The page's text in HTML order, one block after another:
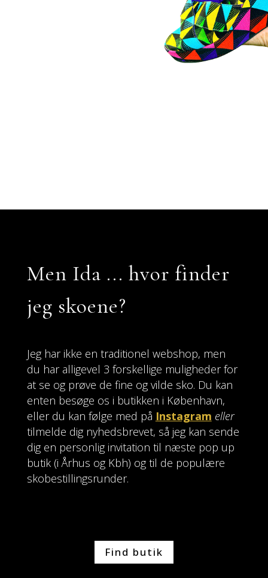
Men Ida ... hvor finder
jeg skoene?
Jeg har ikke en traditionel webshop, men
du har alligevel 3 forskellige muligheder for
at se og prøve de fine og vilde sko. Du kan
enten besøge os i butikken i København,
eller du kan følge med på Instagram eller
tilmelde dig nyhedsbrevet, så jeg kan sende
dig en personlig invitation til næste pop up
butik (i Århus og Kbh) og til de populære
skobestillingsrunder.
Find butik